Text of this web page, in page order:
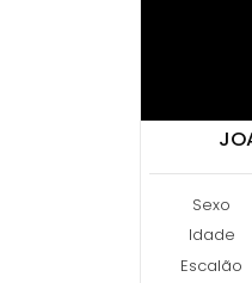
Sexo
Idade
Escalão